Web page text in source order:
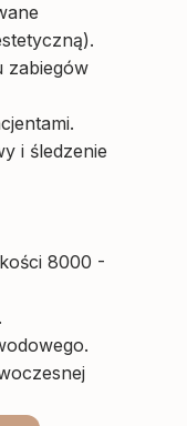
zabiegów
i śledzenie
8000 -